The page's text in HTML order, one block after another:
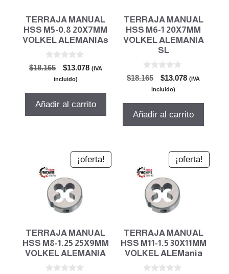
TERRAJA MANUAL
HSS M5-0.8 20X7MM
VOLKEL ALEMANIAs
0
d
$18.165
El
precio
era:
$13.078El(IVA
incluido)
Añadir al carrito
TERRAJA MANUAL
HSS M6-1 20X7MM
VOLKEL ALEMANIA
SL
0
d
$18.165
El
precio
era:
$13.078El(IVA
incluido)
Añadir al carrito
¡oferta!
TERRAJA MANUAL
HSS M8-1.25 25X9MM
VOLKEL ALEMANIA
¡oferta!
TERRAJA MANUAL
HSS M11-1.5 30X11MM
VOLKEL ALEMania